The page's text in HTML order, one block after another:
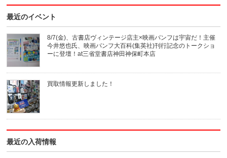
ク
し
て
達
へ
メ
ー
ル
で
送
信
(新
し
い
ウ
ィ
ン
ド
ウ
開
き
ま
す)
ク
て
刷
(新
し
い
ウ
ィ
ン
ド
ウ
で
開
き
ま
す)
最近のイベント
8/7(金)、古書店ヴィンテージ店主×映画パンフは宇宙だ！主催
今井悠也氏、映画パンフ大百科(集英社)刊行記念のトークショ
ーに登壇！at三省堂書店神田神保町本店
買取情報更新しました！
最近の入荷情報